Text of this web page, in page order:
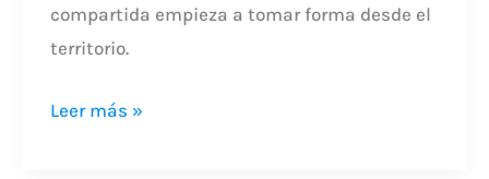
compartida empieza a tomar forma desde el
territorio.
Leer más »